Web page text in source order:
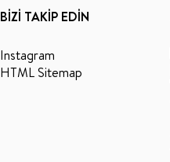
BİZİ TAKİP EDİN
Instagram
HTML Sitemap